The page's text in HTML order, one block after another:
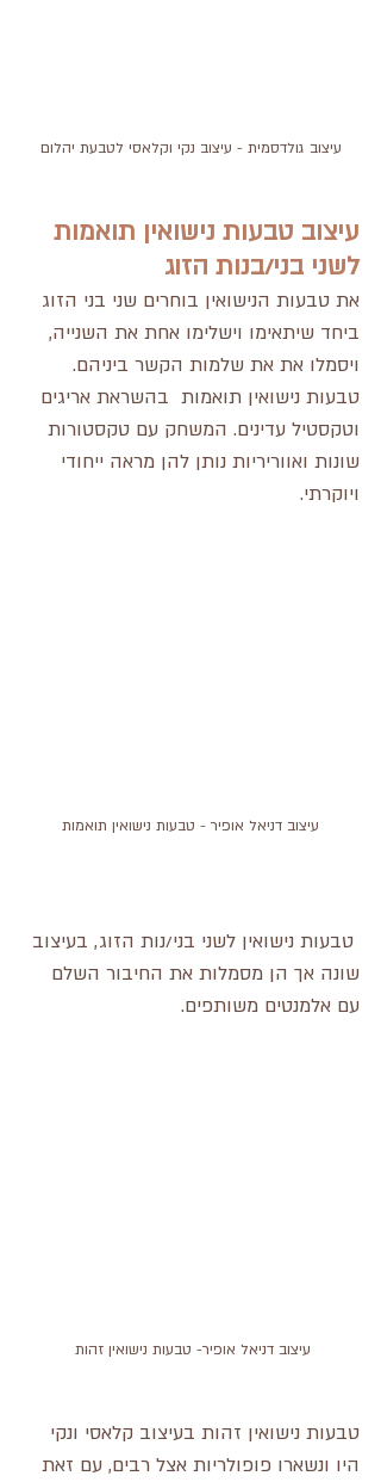
עיצוב גולדסמית - עיצוב נקי וקלאסי לטבעת יהלום
עיצוב טבעות נישואין תואמות
לשני בני/בנות הזוג
את טבעות הנישואין בוחרים שני בני הזוג
ביחד שיתאימו וישלימו אחת את השנייה,
ויסמלו את את שלמות הקשר ביניהם.
טבעות נישואין תואמות  בהשראת אריגים
וטקסטיל עדינים. המשחק עם טקסטורות
שונות ואווריריות נותן להן מראה ייחודי
ויוקרתי.
עיצוב דניאל אופיר - טבעות נישואין תואמות
טבעות נישואין לשני בני/נות הזוג, בעיצוב
שונה אך הן מסמלות את החיבור השלם
עם אלמנטים משותפים.
עיצוב דניאל אופיר- טבעות נישואין זהות
טבעות נישואין זהות בעיצוב קלאסי ונקי
היו ונשארו פופולריות אצל רבים, עם זאת